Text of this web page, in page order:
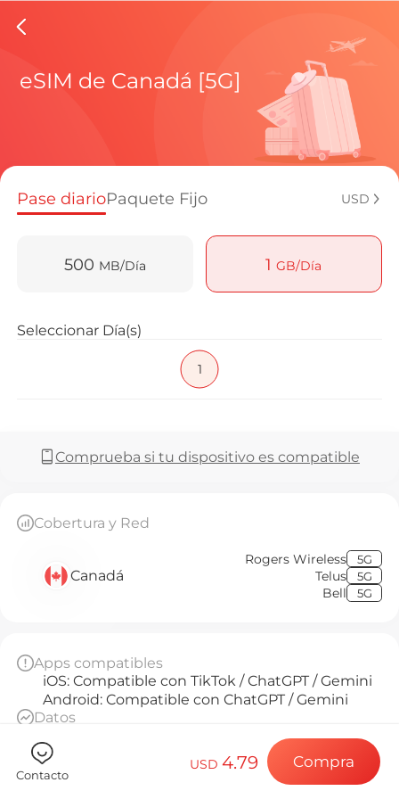
eSIMs
Planes
¿Cómo
Ventajas
Preguntas
Elija su
Instale su
Disfrute de su
Conexión a
eSIM de Canadá [5G]
Pase diarioPaquete Fijo USD
500 MB/Día 1GB/Día
Seleccionar Día(s)
1
Comprueba si tu dispositivo es compatible
Cobertura y Red
Canadá
Rogers Wireless 5G
Telus 5G
Bell 5G
Apps compatibles
iOS: Compatible con TikTok / ChatGPT / Gemini
Android: Compatible con ChatGPT / Gemini
Datos
1GB de datos de alta velocidad por día, luego
throttled a 384kbps ilimitado
Base Diaria
A partir de la activación, cada 24 horas cuenta
Contacto
USD4.79 Compra